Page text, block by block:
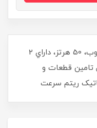
وان مصرفی 60 وات، 220 ولت متناوب، 50 هرتز، داراي 2
25 ماه گارانتي، 10 سال تامين قطعات و
ريتم سرعت